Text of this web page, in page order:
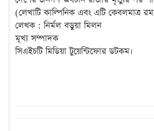
(লেখাটি কাল্পিনিক এবং এটি কেবলমাত্র
লেখক : নির্মল বড়ুয়া মিলন
মূখ্য সম্পাদক
সিএইচটি মিডিয়া টুয়েন্টিফোর ডটকম।